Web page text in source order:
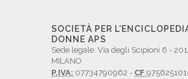
SOCIETÀ PER
DONNE APS
Sede legale: Via degli Scipioni 6 -
MILANO
P.IVA: 07734790962 - CF